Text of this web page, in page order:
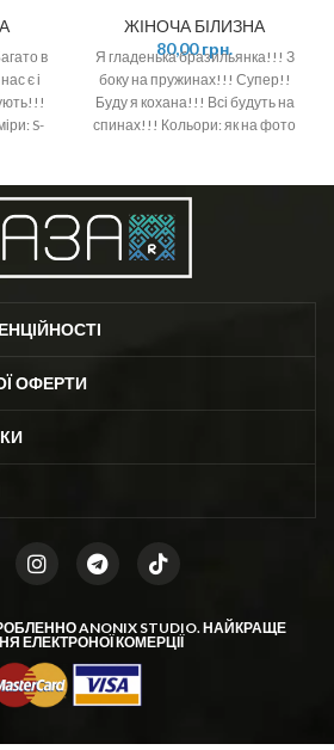
в
є і
S-
ЖІНОЧА БІЛИЗНА
80,00грн.
Я гладенька бразильянка!!! З
боку на пружинах!!! Супер!!
Буду я кохана!!! Всі будуть на
спинах!!! Кольори: як на фото
ОФЕРТИ
ANONIX STUDIO. НАЙКРАЩЕ
ЕЛЕКТРОНОЇ КОМЕРЦІЇ